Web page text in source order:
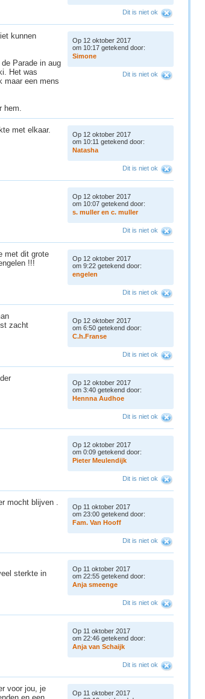
Dit is niet ok
kunnen
Parade in aug
Het was
maar een mens
hem.
Op 12 oktober 2017
om 10:17 getekend door:
Simone
Dit is niet ok
met elkaar.
Op 12 oktober 2017
om 10:11 getekend door:
Natasha
Dit is niet ok
Op 12 oktober 2017
om 10:07 getekend door:
s. muller en c. muller
Dit is niet ok
met dit grote
!!!
Op 12 oktober 2017
om 9:22 getekend door:
engelen
Dit is niet ok
zacht
Op 12 oktober 2017
om 6:50 getekend door:
C.h.Franse
Dit is niet ok
Op 12 oktober 2017
om 3:40 getekend door:
Hennna Audhoe
Dit is niet ok
Op 12 oktober 2017
om 0:09 getekend door:
Pieter Meulendijk
Dit is niet ok
mocht blijven .
Op 11 oktober 2017
om 23:00 getekend door:
Fam. Van Hooff
Dit is niet ok
sterkte in
Op 11 oktober 2017
om 22:55 getekend door:
Anja smeenge
Dit is niet ok
Op 11 oktober 2017
om 22:46 getekend door:
Anja van Schaijk
Dit is niet ok
voor jou, je
en een
Op 11 oktober 2017